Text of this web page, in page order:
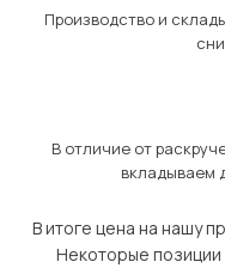
Производство и
В отличие от
вкладываем
В итоге цена на нашу
Некоторые позиции